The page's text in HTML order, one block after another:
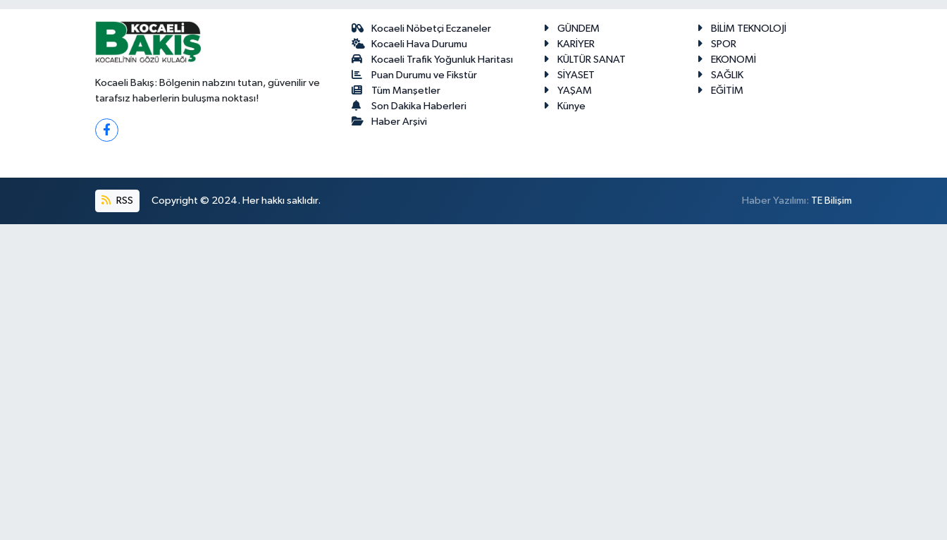
Kocaeli Bakış: Bölgenin nabzını tutan, güvenilir ve
tarafsız haberlerin buluşma noktası!
Kocaeli Nöbetçi Eczaneler
Kocaeli Hava Durumu
Kocaeli Trafik Yoğunluk Haritası
Puan Durumu ve Fikstür
Tüm Manşetler
Son Dakika Haberleri
Haber Arşivi
GÜNDEM
BİLİM TEKNOLOJİ
KARİYER
SPOR
KÜLTÜR SANAT
EKONOMİ
SİYASET
SAĞLIK
YAŞAM
EĞİTİM
Künye
RSS Copyright © 2024. Her hakkı saklıdır. Haber Yazılımı: TE Bilişim